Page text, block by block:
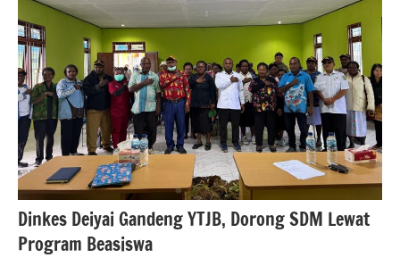
Dinkes Deiyai Gandeng YTJB, Dorong SDM Lewat
Program Beasiswa